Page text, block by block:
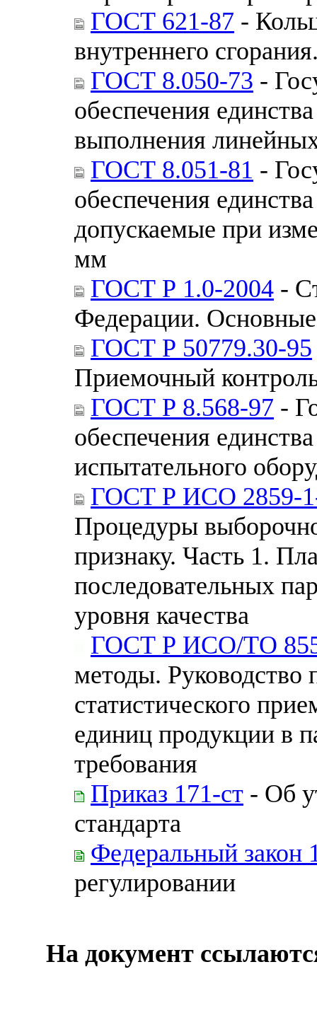
ГОСТ 621-87 -
внутреннего
ГОСТ 8.050-73 -
обеспечения
выполнения
ГОСТ 8.051-81 -
обеспечения
допускаемые при
мм
ГОСТ Р 1.0-2004 -
Федерации.
ГОСТ Р 50779.30-95
Приемочный
ГОСТ Р 8.568-97 -
обеспечения
испытательного
ГОСТ Р ИСО 2859-
Процедуры
признаку. Часть 1.
последовательных
уровня качества
ГОСТ Р ИСО/ТО
методы.
статистического
единиц продукции в
требования
Приказ 171-ст - Об
стандарта
Федеральный закон
регулировании
На документ